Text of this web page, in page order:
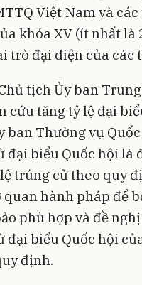
Việt Nam và
khóa XV (ít nhất là
trò đại diện của các
tịch Ủy ban
cứu tăng tỷ lệ đại
ban Thường vụ
đại biểu Quốc hội là
trúng cử theo quy
quan hành pháp để
phù hợp và đề
đại biểu Quốc hội
định.